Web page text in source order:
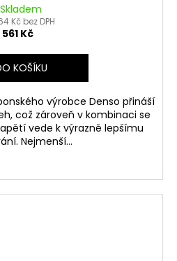
Skladem
Kč bez DPH
561 Kč
KOŠÍKU
výrobce Denso přináší
což zároveň v kombinaci se
vede k výrazně lepšímu
Nejmenší...